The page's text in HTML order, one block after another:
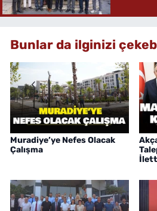
Bunlar da ilginizi
Muradiye’ye Nefes Olacak
Çalışma